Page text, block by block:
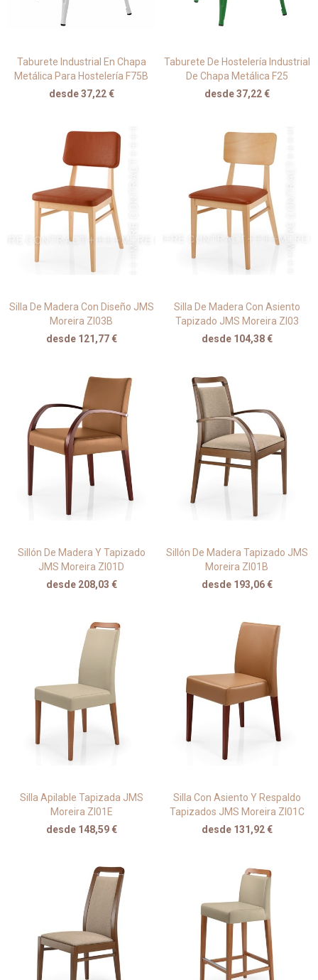
Taburete Industrial En Chapa
Metálica Para Hostelería F75B
desde 37,22 €
Taburete De Hostelería Industrial
De Chapa Metálica F25
desde 37,22 €
Silla De Madera Con Diseño JMS
Moreira ZI03B
desde 121,77 €
Silla De Madera Con Asiento
Tapizado JMS Moreira ZI03
desde 104,38 €
Sillón De Madera Y Tapizado
JMS Moreira ZI01D
desde 208,03 €
Sillón De Madera Tapizado JMS
Moreira ZI01B
desde 193,06 €
Silla Apilable Tapizada JMS
Moreira ZI01E
desde 148,59 €
Silla Con Asiento Y Respaldo
Tapizados JMS Moreira ZI01C
desde 131,92 €